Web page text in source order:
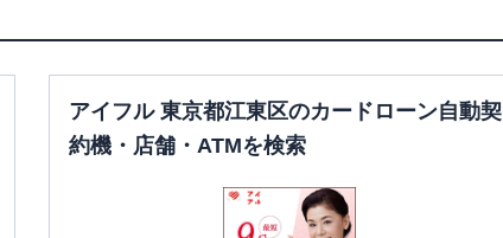
7：00～24：
〇 〇
アイフル 東京都江東区のカードローン自動契
約機・店舗・ATMを検索